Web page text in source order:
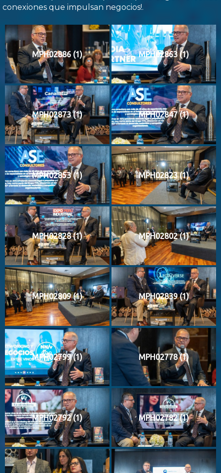
conexiones que impulsan negocios!.
MPH02886 (1) MPH02863 (1)
MPH02873 (1) MPH02847 (1)
MPH02853 (1) MPH02823 (1)
MPH02828 (1) MPH02802 (1)
MPH02809 (1) MPH02839 (1)
MPH02799 (1) MPH02778 (1)
MPH02792 (1) MPH02782 (1)